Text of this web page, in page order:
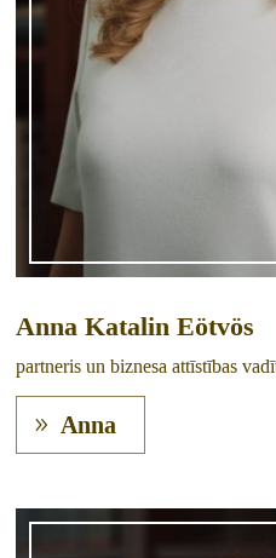
Anna Katalin Eötvös
partneris un biznesa attīstības
Anna